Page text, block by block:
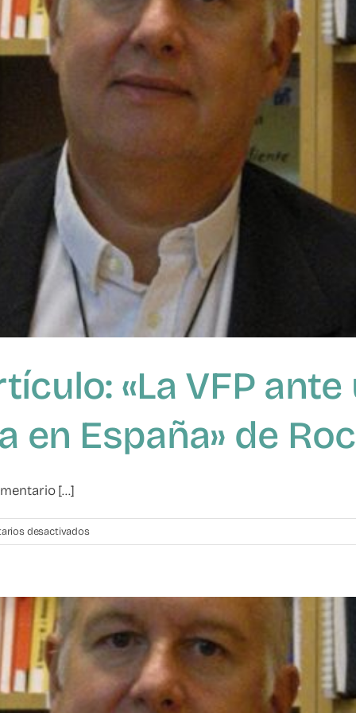
«La VFP
España» de
[...]
desactivadosen
Comentario
«La
VFP
ante
una
precisa
reforma
legislativa